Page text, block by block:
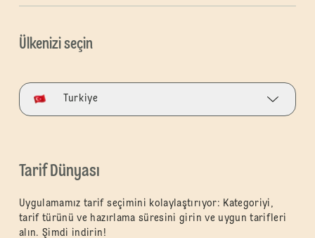
Ülkenizi seçin
Turkiye
Tarif Dünyası
Uygulamamız tarif seçimini kolaylaştırıyor: Kategoriyi,
tarif türünü ve hazırlama süresini girin ve uygun tarifleri
alın. Şimdi indirin!